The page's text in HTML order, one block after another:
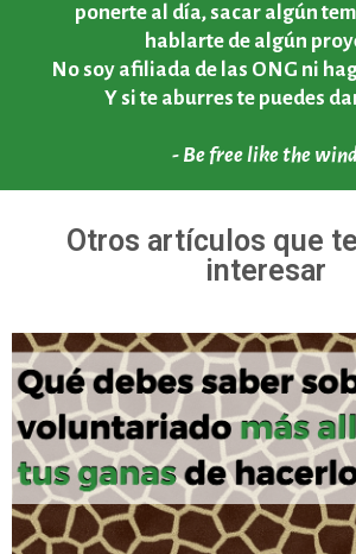
ponerte al día, sacar algún
hablarte de algún
No soy afiliada de las ONG ni
Y si te aburres te puedes
- Be free like the
Otros artículos que
interesar